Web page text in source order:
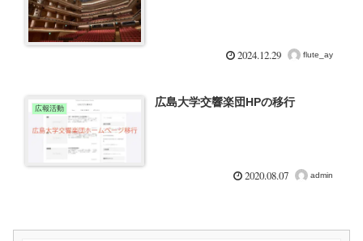
2024.12.29 flute_ay
広報活動 広島大学交響楽団HPの移行
2020.08.07 admin